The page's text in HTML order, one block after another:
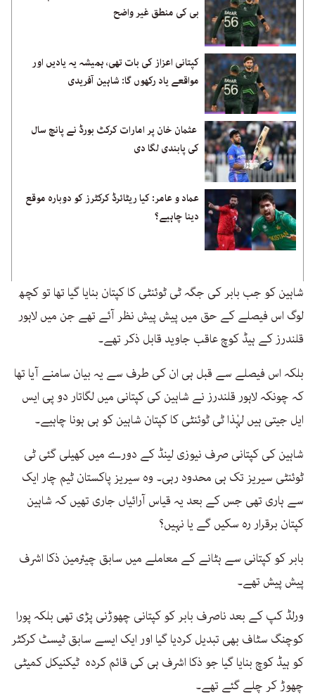
بی کی منطق غیر واضح
کپتانی اعزاز کی بات تھی، ہمیشہ یہ یادیں اور
مواقعے یاد رکھوں گا: شاہین آفریدی
عثمان خان پر امارات کرکٹ بورڈ نے پانچ سال
کی پابندی لگا دی
عماد و عامر: کیا ریٹائرڈ کرکٹرز کو دوبارہ موقع
دینا چاہیے؟
شاہین کو جب بابر کی جگہ ٹی ٹوئنٹی کا کپتان بنایا گیا تھا تو کچھ
لوگ اس فیصلے کے حق میں پیش پیش نظر آئے تھے جن میں لاہور
قلندرز کے ہیڈ کوچ عاقب جاوید قابل ذکر تھے۔
بلکہ اس فیصلے سے قبل ہی ان کی طرف سے یہ بیان سامنے آیا تھا
کہ چونکہ لاہور قلندرز نے شاہین کی کپتانی میں لگاتار دو پی ایس
ایل جیتی ہیں لہٰذا ٹی ٹوئنٹی کا کپتان شاہین کو ہی ہونا چاہیے۔
شاہین کی کپتانی صرف نیوزی لینڈ کے دورے میں کھیلی گئی ٹی
ٹوئنٹی سیریز تک ہی محدود رہی۔ وہ سیریز پاکستان ٹیم چار ایک
سے ہاری تھی جس کے بعد یہ قیاس آرائیاں جاری تھیں کہ شاہین
کپتان برقرار رہ سکیں گے یا نہیں؟
بابر کو کپتانی سے ہٹانے کے معاملے میں سابق چیئرمین ذکا اشرف
پیش پیش تھے۔
ورلڈ کپ کے بعد ناصرف بابر کو کپتانی چھوڑنی پڑی تھی بلکہ پورا
کوچنگ سٹاف بھی تبدیل کردیا گیا اور ایک ایسے سابق ٹیسٹ کرکٹر
کو ہیڈ کوچ بنایا گیا جو ذکا اشرف ہی کی قائم کردہ ٹیکنیکل کمیٹی
چھوڑ کر چلے گئے تھے۔